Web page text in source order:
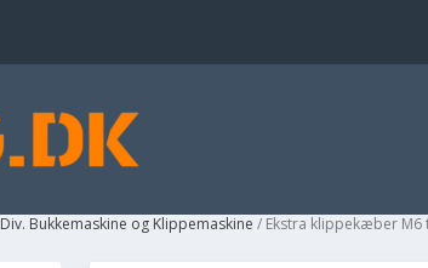
Div. Bukkemaskine og Klippemaskine / Ekstra klippekæber M6